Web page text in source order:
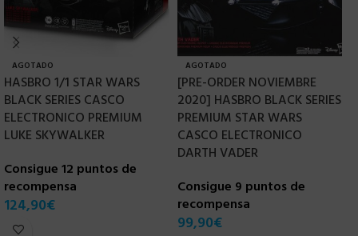
AGOTADO
HASBRO 1/1 STAR WARS
BLACK SERIES CASCO
ELECTRONICO PREMIUM
LUKE SKYWALKER
Consigue 12 puntos de
recompensa
124,90€
AGOTADO
[PRE-ORDER NOVIEMBRE
2020] HASBRO BLACK SERIES
PREMIUM STAR WARS
CASCO ELECTRONICO
DARTH VADER
Consigue 9 puntos de
recompensa
99,90€